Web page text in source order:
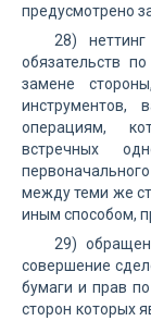
предусмотрено
28)
обязательств
замене
инструментов,
операциям,
встречных
между теми же
иным способом,
29)
совершение
бумаги и прав
сторон которых